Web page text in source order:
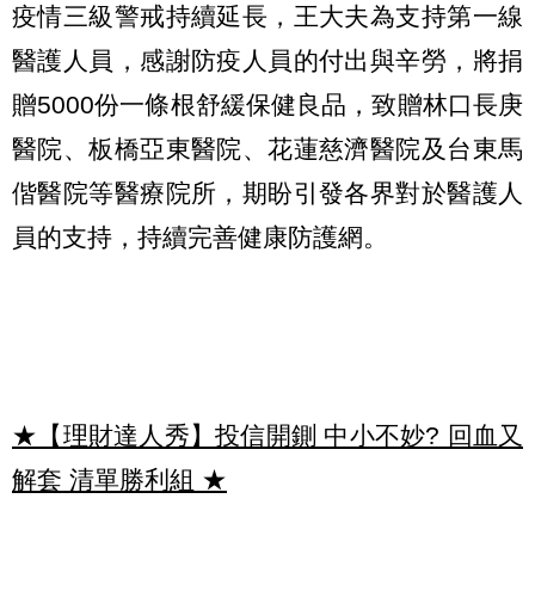
疫情三級警戒持續延長，王大夫為支持第一線
醫護人員，感謝防疫人員的付出與辛勞，將捐
贈5000份一條根舒緩保健良品，致贈林口長庚
醫院、板橋亞東醫院、花蓮慈濟醫院及台東馬
偕醫院等醫療院所，期盼引發各界對於醫護人
員的支持，持續完善健康防護網。
★【理財達人秀】投信開鍘 中小不妙? 回血又
解套 清單勝利組 ★